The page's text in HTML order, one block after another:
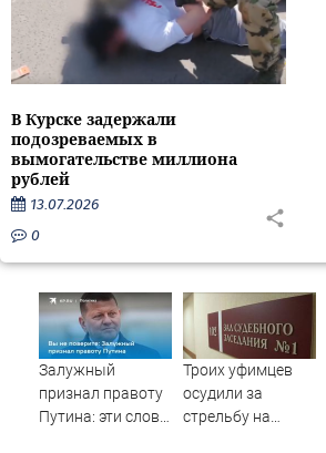
В Курске задержали
подозреваемых в
вымогательстве миллиона
рублей
13.07.2026
0
Залужный
признал правоту
Путина: эти слова
Троих уфимцев
осудили за
стрельбу на